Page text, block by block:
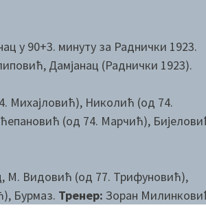
у 90+3. минуту за Раднички 1923.
Дамјанац (Раднички 1923).
Михајловић), Николић (од 74.
(од 74. Марчић),
М. Видовић (од 77. Трифуновић),
Бурмаз. Тренер: Зоран